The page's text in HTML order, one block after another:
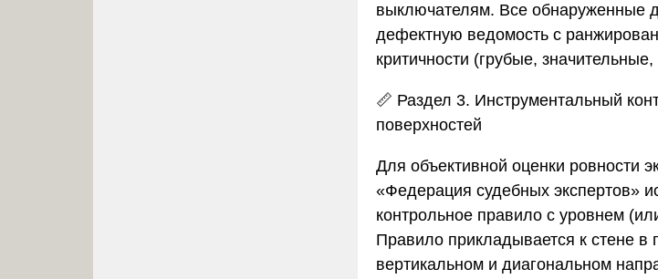
выключателям. Все обнаруженные
дефектную ведомость с
критичности (грубые,
📏 Раздел 3. Инструментальный
поверхностей
Для объективной оценки ровности
«Федерация судебных экспертов»
контрольное правило с уровнем
Правило прикладывается к стене в
вертикальном и диагональном